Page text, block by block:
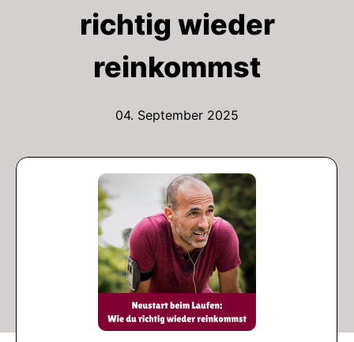
richtig wieder
reinkommst
04. September 2025